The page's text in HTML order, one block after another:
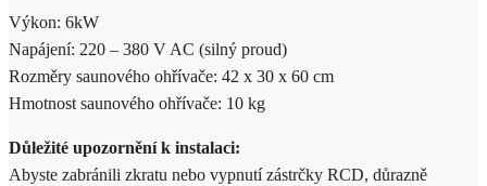
Výkon: 6kW
Napájení: 220 – 380 V AC (silný proud)
Rozměry saunového ohřívače: 42 x 30 x 60 cm
Hmotnost saunového ohřívače: 10 kg
Důležité upozornění k instalaci:
Abyste zabránili zkratu nebo vypnutí zástrčky RCD, důrazně